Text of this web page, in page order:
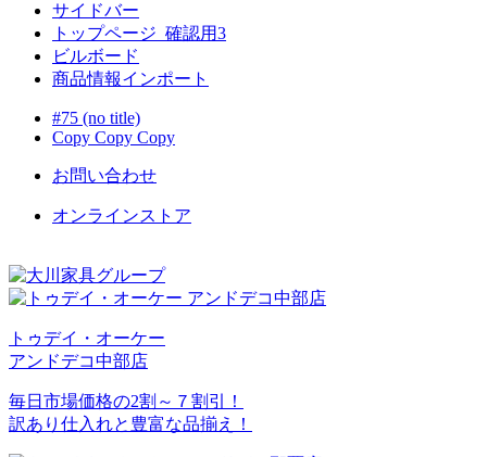
サイドバー
トップページ_確認用3
ビルボード
商品情報インポート
#75 (no title)
Copy Copy Copy
お問い合わせ
オンラインストア
トゥデイ・オーケー
アンドデコ中部店
毎日市場価格の2割～７割引！
訳あり仕入れと豊富な品揃え！